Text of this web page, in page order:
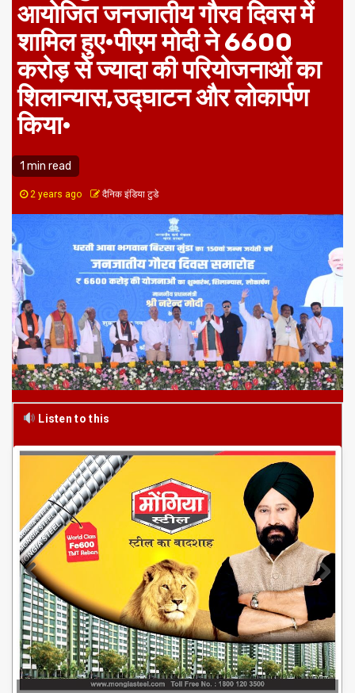
आयोजित जनजातीय गौरव दिवस में
शामिल हुए•पीएम मोदी ने 6600
करोड़ से ज्यादा की परियोजनाओं का
शिलान्यास,उद्घाटन और लोकार्पण
किया•
1 min read
2 years ago दैनिक इंडिया टुडे
Listen to this